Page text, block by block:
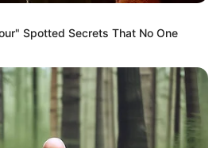
ΣΤΗΝ ΕΥΒΟΙΑ
Spotted Secrets That No One